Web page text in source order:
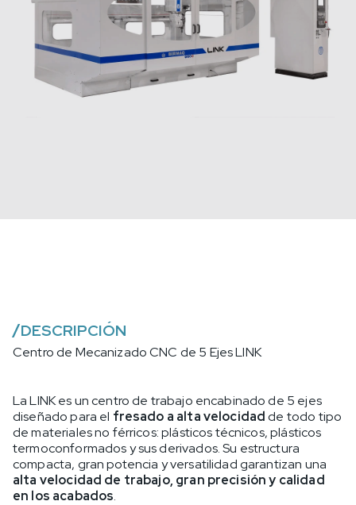
/DESCRIPCIÓN
Centro de Mecanizado CNC de 5 Ejes LINK
La LINK es un centro de trabajo encabinado de 5 ejes
diseñado para el fresado a alta velocidadde todo tipo
de materiales no férricos: plásticos técnicos, plásticos
termoconformados y sus derivados. Su estructura
compacta, gran potencia y versatilidad garantizan una
alta velocidad de trabajo, gran precisión y calidad
en los acabados.